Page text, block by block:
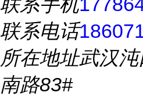
联系电话
所在地址武汉
南路83#